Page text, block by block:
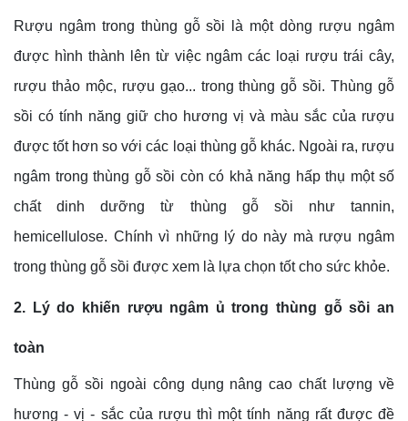
Rượu ngâm trong thùng gỗ sồi là một dòng rượu ngâm
được hình thành lên từ việc ngâm các loại rượu trái cây,
rượu thảo mộc, rượu gạo... trong thùng gỗ sồi. Thùng gỗ
sồi có tính năng giữ cho hương vị và màu sắc của rượu
được tốt hơn so với các loại thùng gỗ khác. Ngoài ra, rượu
ngâm trong thùng gỗ sồi còn có khả năng hấp thụ một số
chất dinh dưỡng từ thùng gỗ sồi như tannin,
hemicellulose. Chính vì những lý do này mà rượu ngâm
trong thùng gỗ sồi được xem là lựa chọn tốt cho sức khỏe.
2. Lý do khiến rượu ngâm ủ trong thùng gỗ sồi an
toàn
Thùng gỗ sồi ngoài công dụng nâng cao chất lượng về
hương - vị - sắc của rượu thì một tính năng rất được đề